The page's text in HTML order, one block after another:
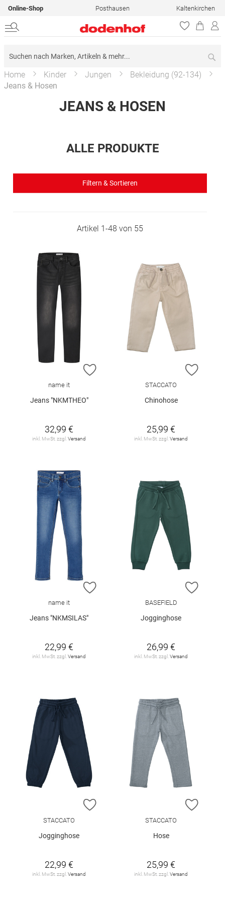
Online-Shop Posthausen Kaltenkirchen
Home Kinder Jungen
Bekleidung (92-134)
Jeans & Hosen
JEANS & HOSEN
ALLE PRODUKTE
Filtern & Sortieren
Artikel 1-48 von 55
ZUR WUNSCHLISTE HINZUFÜGEN
name it
Jeans "NKMTHEO"
32,99 €
inkl. MwSt. zzgl. Versand
ZUR
STACCATO
Chinohose
25,99 €
inkl. MwSt. zzgl. Versand
ZUR WUNSCHLISTE HINZUFÜGEN
name it
Jeans "NKMSILAS"
22,99 €
inkl. MwSt. zzgl. Versand
ZUR
BASEFIELD
Jogginghose
26,99 €
inkl. MwSt. zzgl. Versand
ZUR WUNSCHLISTE HINZUFÜGEN
STACCATO
Jogginghose
22,99 €
inkl. MwSt. zzgl. Versand
ZUR
STACCATO
Hose
25,99 €
inkl. MwSt. zzgl. Versand